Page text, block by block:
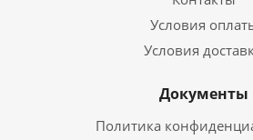
Условия
Условия
Документы
Политика